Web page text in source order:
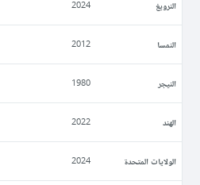
النرويغ 2024
النمسا 2012
النيجر 1980
الهند 2022
الولايات المتحدة 2024